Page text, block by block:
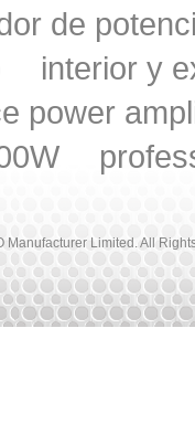
de
interior y
power
Manufacturer Limited. All